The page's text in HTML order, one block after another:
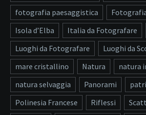
fotografia paesaggistica
Isola d’Elba
Italia da Fotografare
Luoghi da Fotografare
Luoghi da
mare cristallino
Natura
natura
natura selvaggia
Panorami
Polinesia Francese
Riflessi